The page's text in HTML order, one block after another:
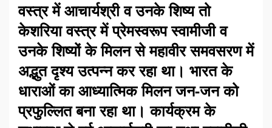
वस्त्र में आचार्यश्री व उनके शिष्य तो
केशरिया वस्त्र में प्रेमस्वरूप स्वामीजी व
उनके शिष्यों के मिलन से महावीर समवसरण में
अद्भुत दृश्य उत्पन्न कर रहा था। भारत के
धाराओं का आध्यात्मिक मिलन जन-जन को
प्रफुल्लित बना रहा था। कार्यक्रम के